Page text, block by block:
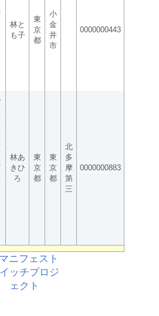
林と
も子
東
京
都
小
金
井
市
0000000443
林あ
きひ
ろ
東
京
都
東
京
都
北
多
摩
第
三
0000000883